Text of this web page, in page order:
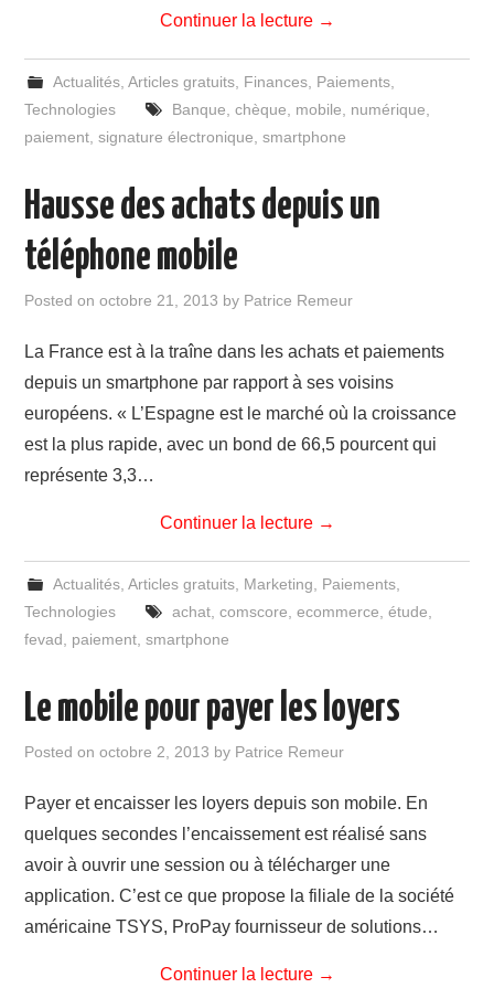
Continuer la lecture →
Actualités, Articles gratuits, Finances, Paiements,
Technologies
Banque chèque mobile numérique
paiement ,signature électronique ,smartphone
Hausse des achats depuis un
téléphone mobile
Posted onoctobre 21, 2013 by Patrice Remeur
La France est à la traîne dans les achats et paiements
depuis un smartphone par rapport à ses voisins
européens. « L’Espagne est le marché où la croissance
est la plus rapide, avec un bond de 66,5 pourcent qui
représente 3,3…
Continuer la lecture →
Actualités, Articles gratuits, Marketing Paiements,
Technologies
achat, comscore ecommerce étude
fevad
paiement ,smartphone
Le mobile pour payer les loyers
Posted onoctobre 2, 2013 by Patrice Remeur
Payer et encaisser les loyers depuis son mobile. En
quelques secondes l’encaissement est réalisé sans
avoir à ouvrir une session ou à télécharger une
application. C’est ce que propose la filiale de la société
américaine TSYS, ProPay fournisseur de solutions…
Continuer la lecture →